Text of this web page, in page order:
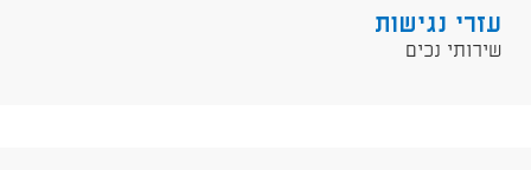
עזרי נגישות
שירותי נכים